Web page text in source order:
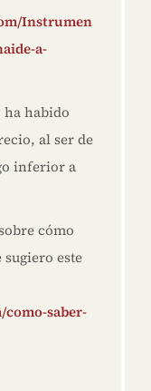
Instrumen
a-
ha habido
al ser de
inferior a
cómo
este
saber-